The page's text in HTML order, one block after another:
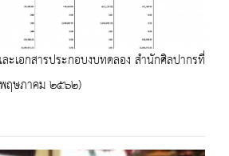
ะเอกสารประกอบงบทดลอง สำนักศิลปากรที่
ฤษภาคม ๒๕๖๒)